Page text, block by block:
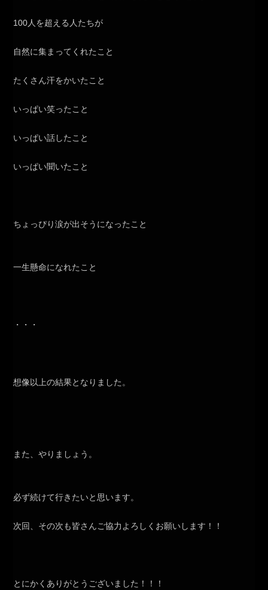
100人を超える人たちが
自然に集まってくれたこと
たくさん汗をかいたこと
いっぱい笑ったこと
いっぱい話したこと
いっぱい聞いたこと
ちょっぴり涙が出そうになったこと
一生懸命になれたこと
・・・
想像以上の結果となりました。
また、やりましょう。
必ず続けて行きたいと思います。
次回、その次も皆さんご協力よろしくお願いします！！
とにかくありがとうございました！！！